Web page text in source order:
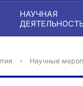
НАУЧНАЯ
› Научные